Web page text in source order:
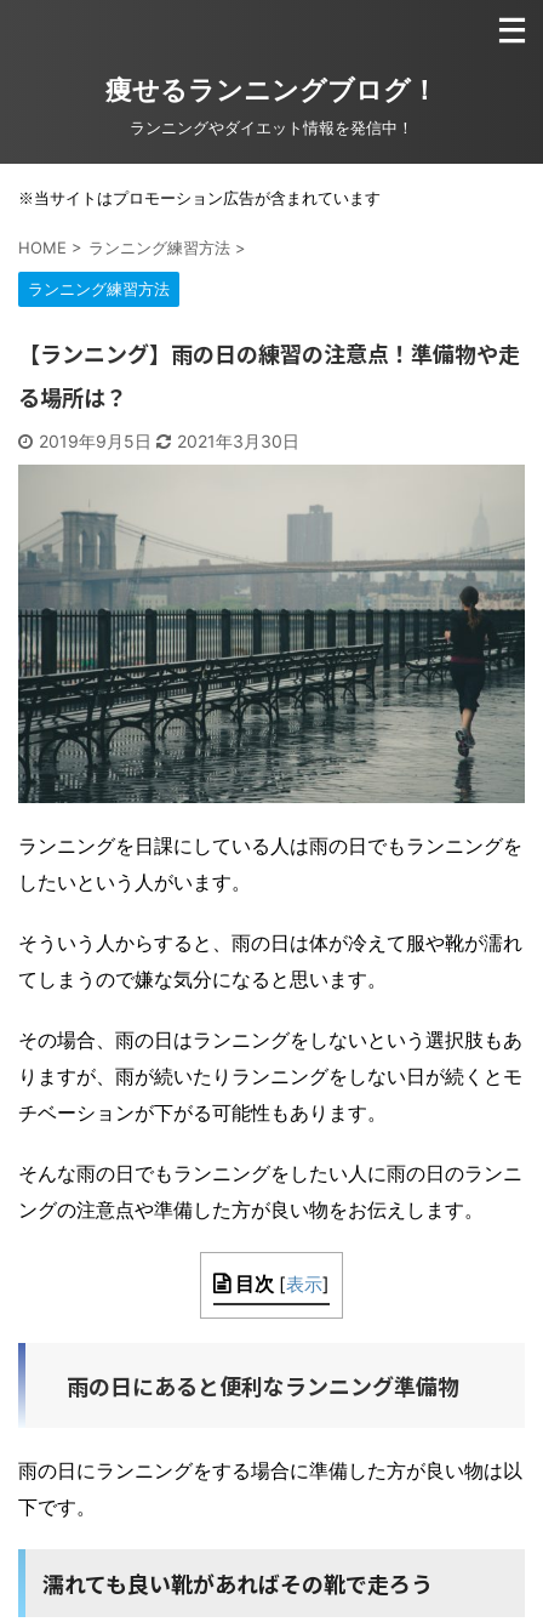
痩せるランニングブログ！
ランニングやダイエット情報を発信中！
※当サイトはプロモーション広告が含まれています
HOME > ランニング練習方法 >
ランニング練習方法
【ランニング】雨の日の練習の注意点！準備物や走
る場所は？
2019年9月5日 2021年3月30日
ランニングを日課にしている人は雨の日でもランニングを
したいという人がいます。
そういう人からすると、雨の日は体が冷えて服や靴が濡れ
てしまうので嫌な気分になると思います。
その場合、雨の日はランニングをしないという選択肢もあ
りますが、雨が続いたりランニングをしない日が続くとモ
チベーションが下がる可能性もあります。
そんな雨の日でもランニングをしたい人に雨の日のランニ
ングの注意点や準備した方が良い物をお伝えします。
目次 [表示]
雨の日にあると便利なランニング準備物
雨の日にランニングをする場合に準備した方が良い物は以
下です。
濡れても良い靴があればその靴で走ろう